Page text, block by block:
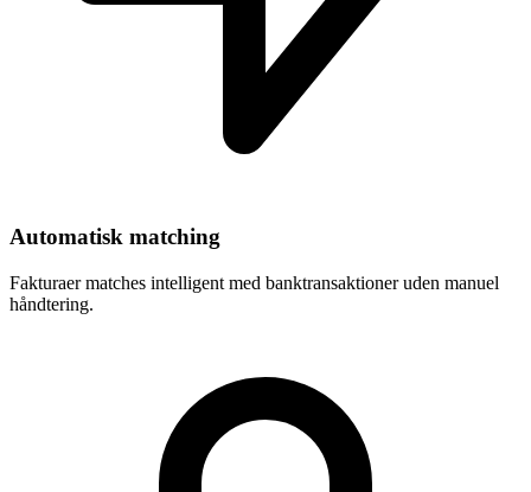
Automatisk matching
Fakturaer matches intelligent med banktransaktioner uden manuel
håndtering.